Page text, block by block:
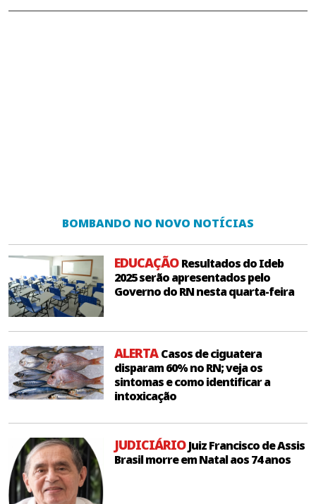
BOMBANDO NO NOVO NOTÍCIAS
EDUCAÇÃOResultados do Ideb
2025 serão apresentados pelo
Governo do RN nesta quarta-feira
ALERTACasos de ciguatera
disparam 60% no RN; veja os
sintomas e como identificar a
intoxicação
JUDICIÁRIOJuiz Francisco de Assis
Brasil morre em Natal aos 74 anos